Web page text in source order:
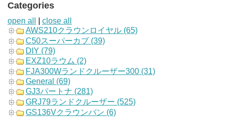
Categories
open all
close all
AWS210クラウンロイヤル (65)
C50スーパーカブ (39)
DIY (79)
EXZ10ラウム (2)
FJA300Wランドクルーザー300 (31)
General (69)
GJ3パートナ (281)
GRJ79ランドクルーザー (525)
GS136Vクラウンバン (6)